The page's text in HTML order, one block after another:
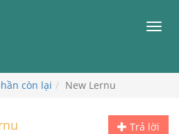
còn lại New Lernu
Trả lời